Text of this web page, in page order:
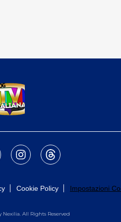
Cookie Policy Impostazioni
All Rights Reserved